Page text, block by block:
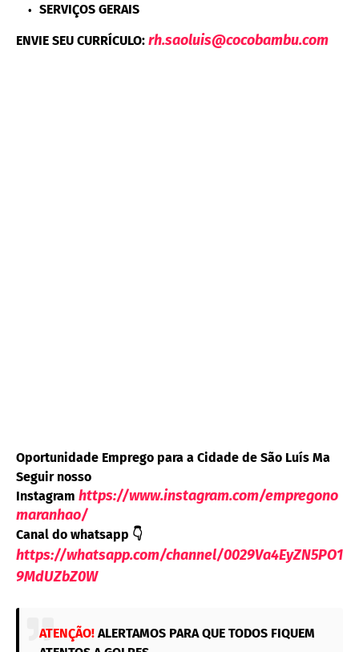
SERVIÇOS GERAIS
ENVIE SEU CURRÍCULO: rh.saoluis@cocobambu.com
Oportunidade Emprego para a Cidade de São Luís Ma
Seguir nosso
Instagram https://www.instagram.com/empregono
maranhao/
Canal do whatsapp 👇
https://whatsapp.com/channel/0029Va4EyZN5PO1
9MdUZbZ0W
ATENÇÃO! ALERTAMOS PARA QUE TODOS FIQUEM